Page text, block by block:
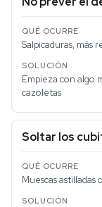
Salpicaduras, más
Empieza con algo
cazoletas
Soltar los
Muescas astilladas